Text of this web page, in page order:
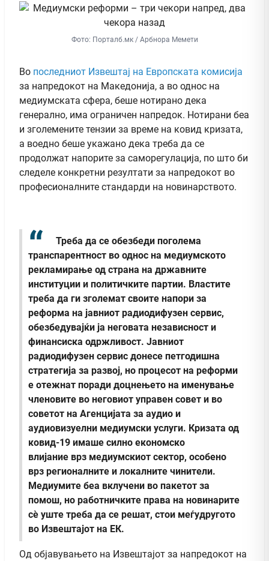
Фото: Порталб.мк / Арбнора Мемети
Во последниот Извештај на Европската комисија
за напредокот на Македонија, а во однос на
медиумската сфера, беше нотирано дека
генерално, има ограничен напредок. Нотирани беа
и зголемените тензии за време на ковид кризата,
а воедно беше укажано дека треба да се
продолжат напорите за саморегулација, по што би
следеле конкретни резултати за напредокот во
професионалните стандарди на новинарството.
Треба да се обезбеди поголема
транспарентност во однос на медиумското
рекламирање од страна на државните
институции и политичките партии. Властите
треба да ги зголемат своите напори за
реформа на јавниот радиодифузен сервис,
обезбедувајќи ја неговата независност и
финансиска одржливост. Јавниот
радиодифузен сервис донесе петгодишна
стратегија за развој, но процесот на реформи
е отежнат поради доцнењето на именување
членовите во неговиот управен совет и во
советот на Агенцијата за аудио и
аудиовизуелни медиумски услуги. Кризата од
ковид-19 имаше силно економско
влијание врз медиумскиот сектор, особено
врз регионалните и локалните чинители.
Медиумите беа вклучени во пакетот за
помош, но работничките права на новинарите
сè уште треба да се решат, стои меѓудругото
во Извештајот на ЕК.
Од објавувањето на Извештајот за напредокот на